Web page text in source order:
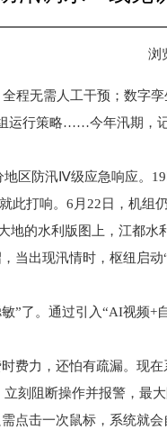
浏
程无需人工干预；数字
运行策略……今年汛期，
区防汛Ⅳ级应急响应。
打响。6月22日，机组
地的水利版图上，江都
当出现汛情时，枢纽启
”了。通过引入“AI视频
费力，还怕有疏漏。现
刻阻断操作并报警，最
点击一次鼠标，系统就